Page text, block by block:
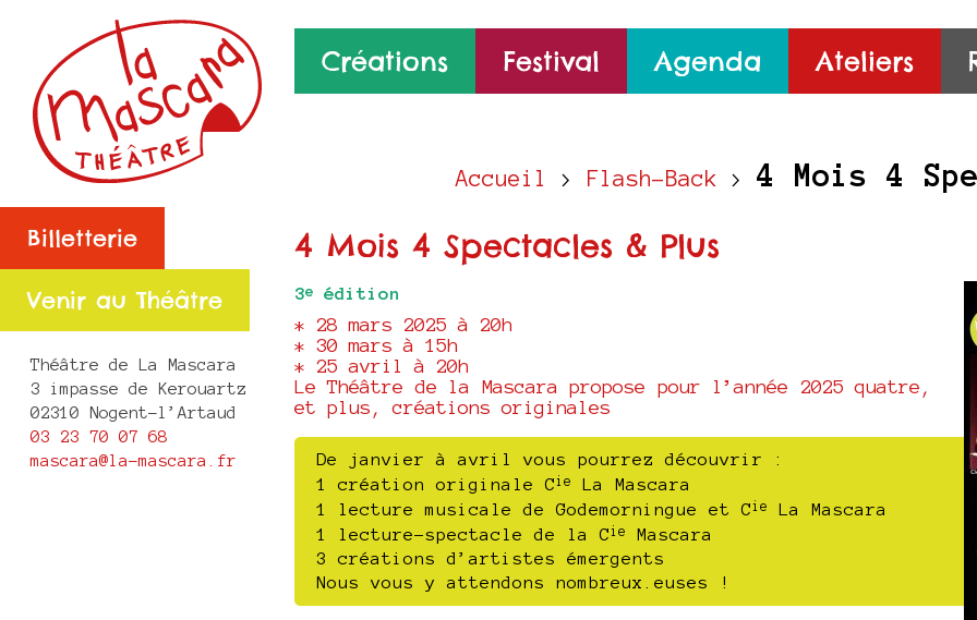
Créations Festival Agenda Ateliers
Billetterie
Venir au Théâtre
Théâtre de La Mascara
3 impasse de Kerouartz
02310 Nogent-l’Artaud
03 23 70 07 68
mascara@la-mascara.fr
Accueil > Flash-Back > 4 Mois 4
4 Mois 4 Spectacles & Plus
3e édition
* 28 mars 2025 à 20h
* 30 mars à 15h
* 25 avril à 20h
Le Théâtre de la Mascara propose pour l’année 2025 quatre,
et plus, créations originales
De janvier à avril vous pourrez découvrir :
1 création originale Cie
La Mascara
1 lecture musicale de Godemorningue et Cie
La Mascara
1 lecture-spectacle de la Cie
Mascara
3 créations d’artistes émergents
Nous vous y attendons nombreux.euses !